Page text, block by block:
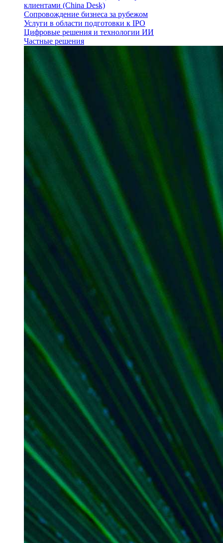
клиентами (China Desk)
Сопровождение бизнеса за рубежом
Услуги в области подготовки к IPO
Цифровые решения и технологии ИИ
Частные решения